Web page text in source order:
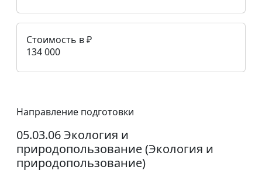
Стоимость в ₽
134 000
Направление подготовки
05.03.06 Экология и
природопользование (Экология и
природопользование)